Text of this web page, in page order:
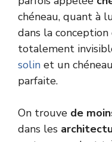
chéneau, quant à
dans la
totalement
solin et un
parfaite.
On trouve de
dans les